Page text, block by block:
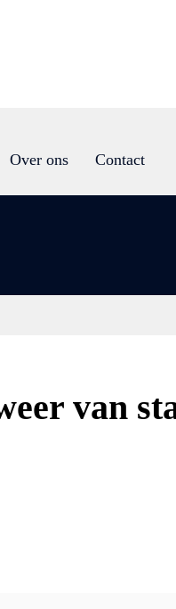
Over ons Contact
van